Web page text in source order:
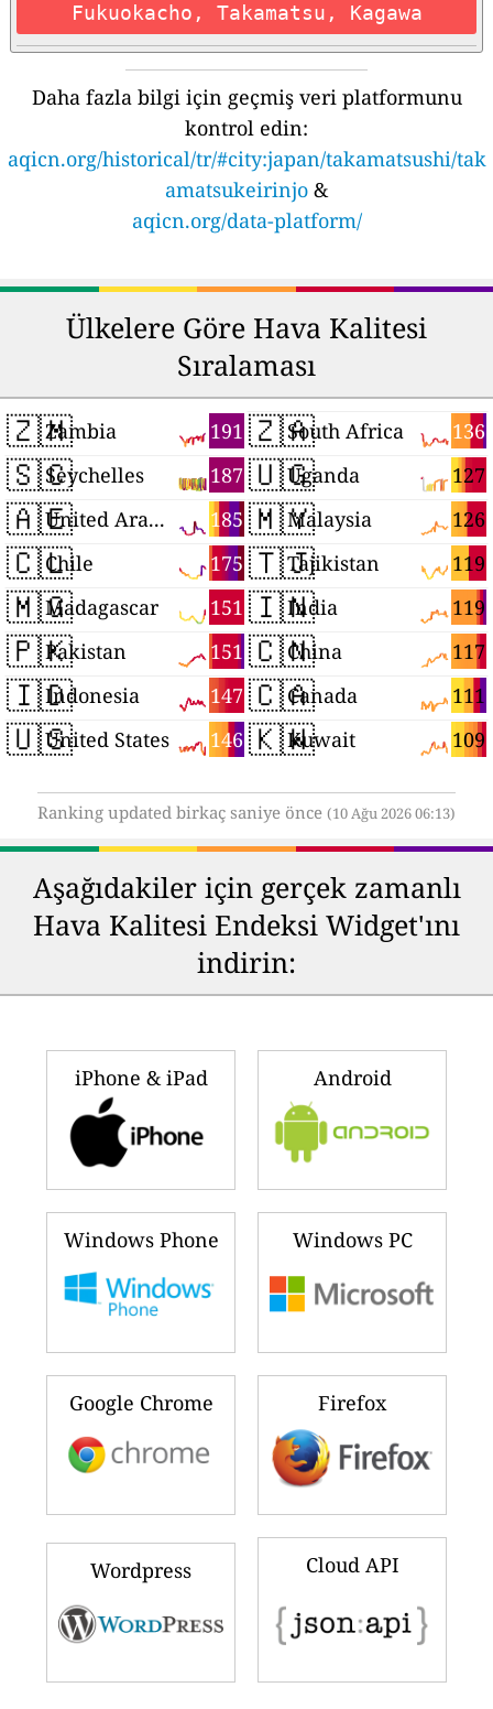
Fukuokacho, Takamatsu, Kagawa
Daha fazla bilgi için geçmiş veri platformunu
kontrol edin:
aqicn.org/historical/tr/#city:japan/takamatsushi/tak
amatsukeirinjo &
aqicn.org/data-platform/
Ülkelere Göre Hava Kalitesi
Sıralaması
🇿🇲 191
Zambia
🇸🇨 187
Seychelles
🇦🇪 185
United Arab Emirates
🇨🇱 175
Chile
🇲🇬 151
Madagascar
🇵🇰 151
Pakistan
🇮🇩 147
Indonesia
🇺🇸 146
United States
🇿🇦 136
South Africa
🇺🇬 127
Uganda
🇲🇾 126
Malaysia
🇹🇯 119
Tajikistan
🇮🇳 119
India
🇨🇳 117
China
🇨🇦 111
Canada
🇰🇼 109
Kuwait
Ranking updated birkaç saniye önce (10 Ağu 2026 06:13)
Aşağıdakiler için gerçek zamanlı
Hava Kalitesi Endeksi Widget'ını
indirin:
iPhone & iPad Android
Windows Phone Windows PC
Google Chrome Firefox
Wordpress Cloud API